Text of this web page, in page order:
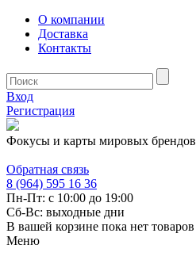
О компании
Доставка
Контакты
Вход
Регистрация
Фокусы и карты мировых брендов
Обратная связь
8 (964) 595 16 36
Пн-Пт: с 10:00 до 19:00
Сб-Вс: выходные дни
В вашей корзине пока нет товаров
Меню